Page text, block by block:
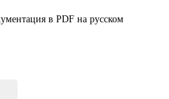
в PDF на русском